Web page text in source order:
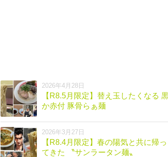
2026年4月28日
【R8.5月限定】替え玉したくなる 黒
か赤付 豚骨らぁ麺
2026年3月27日
【R8.4月限定】春の陽気と共に帰っ
てきた 〝サンラータン麺〟